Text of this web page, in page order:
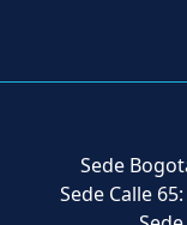
Sede
Sede Calle